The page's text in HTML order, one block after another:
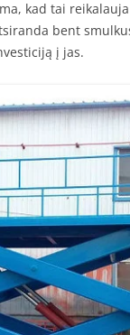
kad tai
bent
į jas.